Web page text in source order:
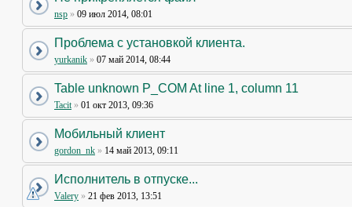
nsp » 09 июл 2014, 08:01
Проблема с установкой клиента.
yurkanik » 07 май 2014, 08:44
Table unknown P_COM At line 1, column 11
Tacit » 01 окт 2013, 09:36
Мобильный клиент
gordon_nk » 14 май 2013, 09:11
Исполнитель в отпуске...
Valery » 21 фев 2013, 13:51